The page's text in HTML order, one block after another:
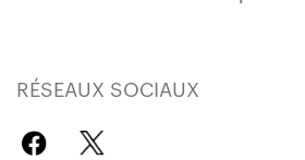
RÉSEAUX SOCIAUX